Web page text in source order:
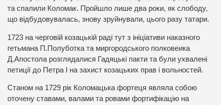
та спалили Коломак. Пройшло лише два роки, як слободу,
що відбудовувалась, знову зруйнували, цього разу татари.
1723 на черговій козацькій раді тут з ініціативи наказного
гетьмана П.Полуботка та миргородського полковеика
Д.Апостола розглядалися Гадяцькі пакти та були ухвалені
петиції до Петра І на захист козацьких прав і вольностей.
Станом на 1729 рік Коломацька фортеця являла собою
оточену ставами, валами та ровами фортифікацію на